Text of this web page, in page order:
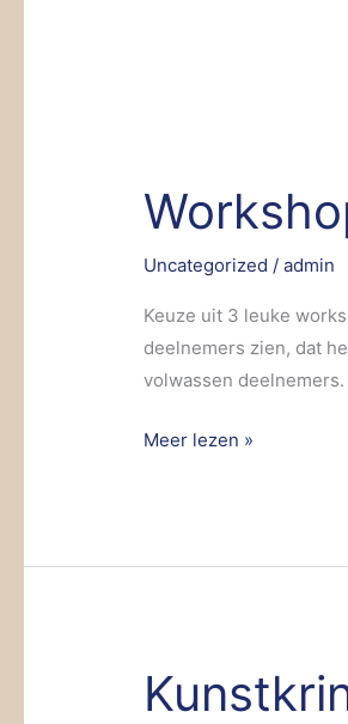
Uncategorized /admin
Keuze uit 3 leuke
deelnemers zien, dat
volwassen
Workshops
volgen
tijdens
Toon’
Meer lezen »
Kunstkring
Raalte